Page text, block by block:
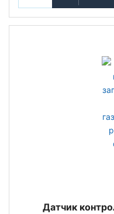
Датчик